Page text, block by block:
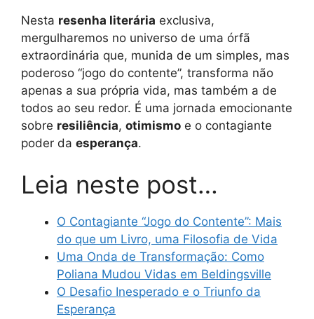
Nesta resenha literária exclusiva,
mergulharemos no universo de uma órfã
extraordinária que, munida de um simples, mas
poderoso “jogo do contente”, transforma não
apenas a sua própria vida, mas também a de
todos ao seu redor. É uma jornada emocionante
sobre resiliência, otimismo e o contagiante
poder da esperança.
Leia neste post…
O Contagiante “Jogo do Contente”: Mais
do que um Livro, uma Filosofia de Vida
Uma Onda de Transformação: Como
Poliana Mudou Vidas em Beldingsville
O Desafio Inesperado e o Triunfo da
Esperança